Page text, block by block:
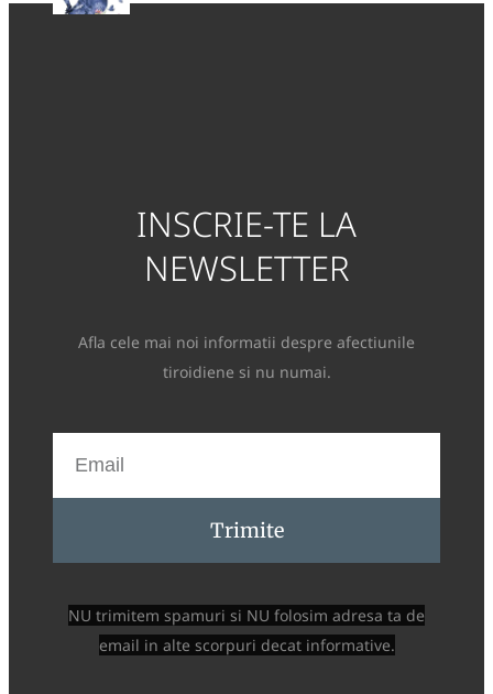
INSCRIE-TE LA
NEWSLETTER
Afla cele mai noi informatii despre afectiunile
tiroidiene si nu numai.
Trimite
NU trimitem spamuri si NU folosim adresa ta de
email in alte scorpuri decat informative.